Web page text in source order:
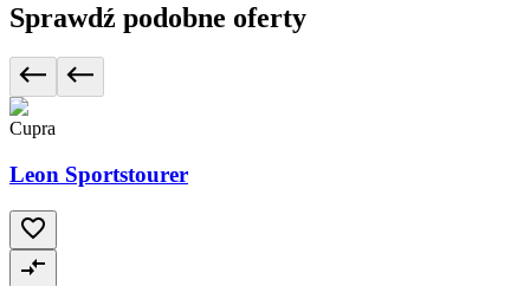
Sprawdź podobne oferty
Cupra
Leon Sportstourer